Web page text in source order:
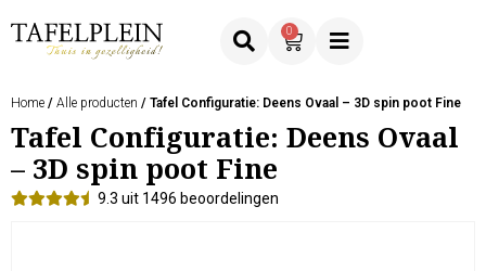
0
Home / Alle producten / Tafel Configuratie: Deens Ovaal – 3D spin poot Fine
Tafel Configuratie: Deens Ovaal
– 3D spin poot Fine
9.3 uit 1496 beoordelingen